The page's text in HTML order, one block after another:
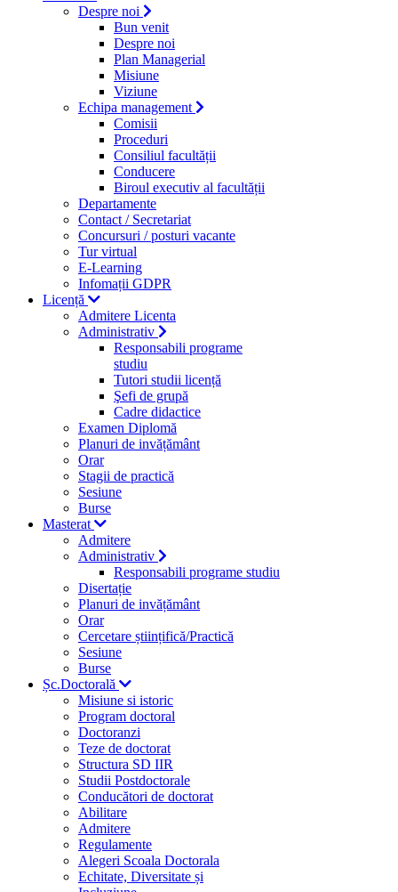
Despre noi
Bun venit
Despre noi
Plan Managerial
Misiune
Viziune
Echipa management
Comisii
Proceduri
Consiliul facultății
Conducere
Biroul executiv al facultății
Departamente
Contact / Secretariat
Concursuri / posturi vacante
Tur virtual
E-Learning
Infomații GDPR
Licență
Admitere Licenta
Administrativ
Responsabili programe
studiu
Tutori studii licență
Şefi de grupă
Cadre didactice
Examen Diplomă
Planuri de invățământ
Orar
Stagii de practică
Sesiune
Burse
Masterat
Admitere
Administrativ
Responsabili programe studiu
Disertație
Planuri de invățământ
Orar
Cercetare științifică/Practică
Sesiune
Burse
Șc.Doctorală
Misiune si istoric
Program doctoral
Doctoranzi
Teze de doctorat
Structura SD IIR
Studii Postdoctorale
Conducători de doctorat
Abilitare
Admitere
Regulamente
Alegeri Scoala Doctorala
Echitate, Diversitate și